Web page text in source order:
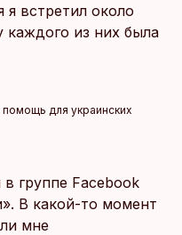
я встретил около
каждого из них была
для украинских
группе Facebook
В какой-то момент
мне